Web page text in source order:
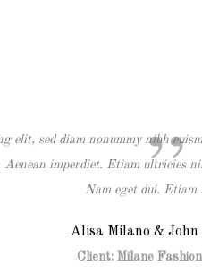
elit, sed diam nonummy nibh
Aenean imperdiet. Etiam ultricies
Nam eget dui. Etiam
Alisa Milano & John
Client: Milane